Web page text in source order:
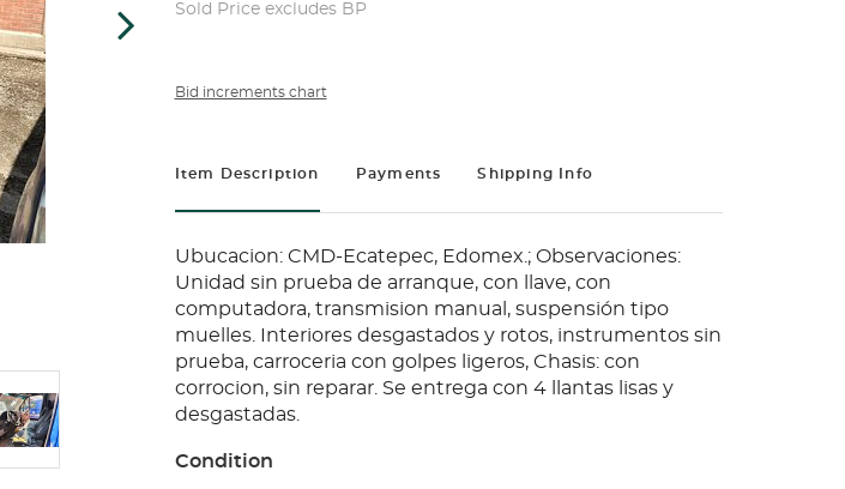
Sold Price excludes BP
Bid increments chart
Item Description Payments Shipping Info
Ubucacion: CMD-Ecatepec, Edomex.; Observaciones:
Unidad sin prueba de arranque, con llave, con
computadora, transmision manual, suspensión tipo
muelles. Interiores desgastados y rotos, instrumentos sin
prueba, carroceria con golpes ligeros, Chasis: con
corrocion, sin reparar. Se entrega con 4 llantas lisas y
desgastadas.
Condition